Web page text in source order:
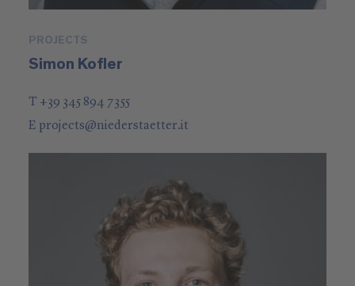
PROJECTS
Simon Kofler
T +39 345 894 7355
E projects@niederstaetter.it